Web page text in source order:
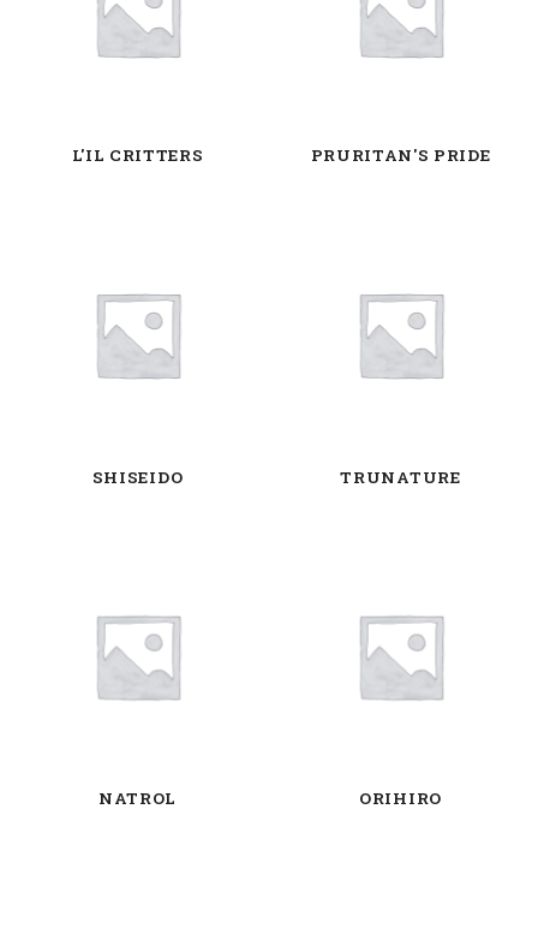
L'IL CRITTERS PRURITAN'S PRIDE
SHISEIDO TRUNATURE
NATROL ORIHIRO